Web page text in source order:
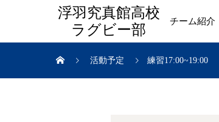
浮羽究真館高校
ラグビー部
チーム紹介
活動予定 練習17:00~19:00